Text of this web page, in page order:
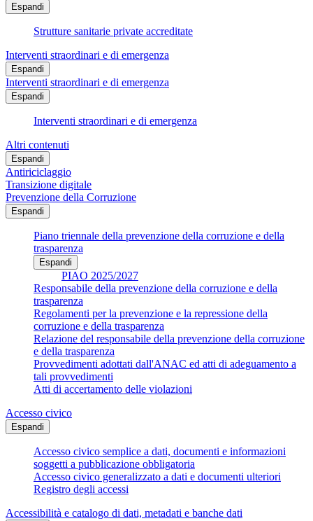
Espandi
Strutture sanitarie private accreditate
Interventi straordinari e di emergenza
Espandi
Interventi straordinari e di emergenza
Espandi
Interventi straordinari e di emergenza
Altri contenuti
Espandi
Antiriciclaggio
Transizione digitale
Prevenzione della Corruzione
Espandi
Piano triennale della prevenzione della corruzione e della
trasparenza
Espandi
PIAO 2025/2027
Responsabile della prevenzione della corruzione e della
trasparenza
Regolamenti per la prevenzione e la repressione della
corruzione e della trasparenza
Relazione del responsabile della prevenzione della corruzione
e della trasparenza
Provvedimenti adottati dall'ANAC ed atti di adeguamento a
tali provvedimenti
Atti di accertamento delle violazioni
Accesso civico
Espandi
Accesso civico semplice a dati, documenti e informazioni
soggetti a pubblicazione obbligatoria
Accesso civico generalizzato a dati e documenti ulteriori
Registro degli accessi
Accessibilità e catalogo di dati, metadati e banche dati